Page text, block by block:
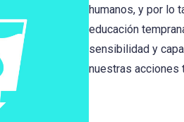
humanos, y por lo
educación
sensibilidad y
nuestras acciones